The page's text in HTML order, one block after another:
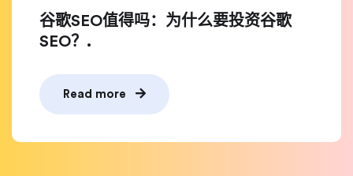
谷歌SEO值得吗：为什么要投资谷歌
SEO？.
Read more